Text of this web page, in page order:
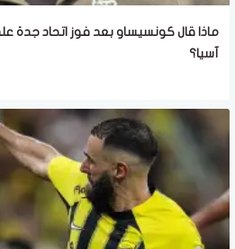
ماذا قال كونسيساو بعد فوز اتحاد جدة
آسيا؟